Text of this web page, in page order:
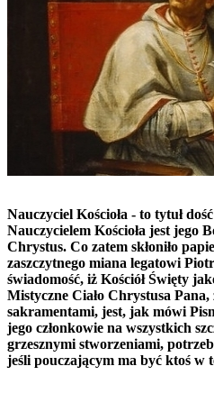
Nauczyciel Kościoła - to tytuł
Nauczycielem Kościoła jest jego
Chrystus. Co zatem skłoniło
zaszczytnego miana legatowi
świadomość, iż Kościół Święty
Mistyczne Ciało Chrystusa
sakramentami, jest, jak mówi
jego członkowie na wszystkich
grzesznymi stworzeniami,
jeśli pouczającym ma być ktoś w